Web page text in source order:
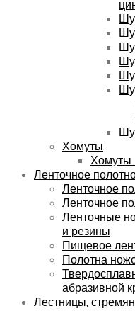
Хомуты
Хомуты
Ленточное
Ленточное
Ленточное
Ленточные
и резины
Пищевое
Полотна
абразивной
Лестницы,